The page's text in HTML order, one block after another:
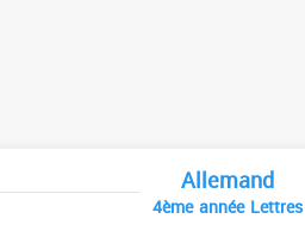
Allemand
4ème année Lettres